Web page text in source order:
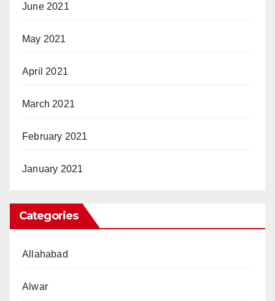
June 2021
May 2021
April 2021
March 2021
February 2021
January 2021
Categories
Allahabad
Alwar